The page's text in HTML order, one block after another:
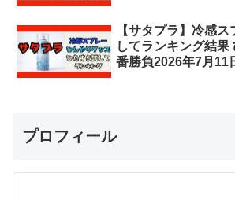
【サタプラ】冷感
してランキング結果
番勝負2026年7月11
プロフィール